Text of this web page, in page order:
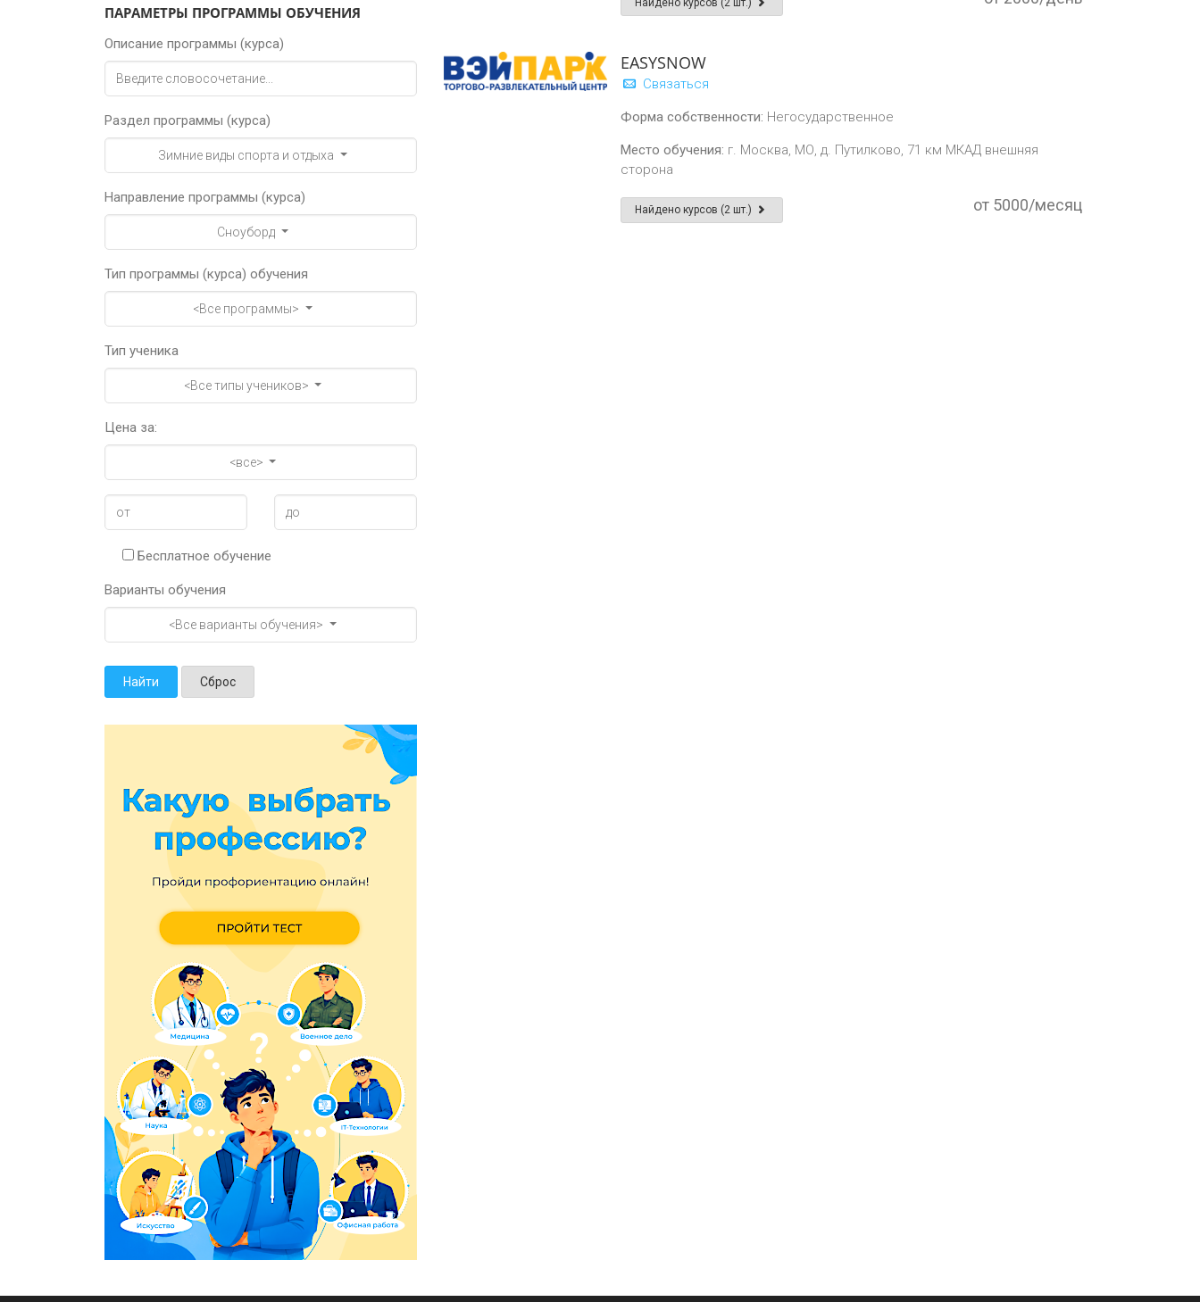
ПАРАМЕТРЫ ПРОГРАММЫ ОБУЧЕНИЯ
Описание программы (курса)
Раздел программы (курса)
Зимние виды спорта и отдыха
Направление программы (курса)
Сноуборд
Тип программы (курса) обучения
<Все программы>
Тип ученика
<Все типы учеников>
Цена за:
<все>
Бесплатное обучение
Варианты обучения
<Все варианты обучения>
Найти Сброс
Найдено курсов (2 шт.)
EASYSNOW
Связаться
Форма собственности: Негосударственное
Место обучения: г. Москва, МО, д. Путилково, 71 км МКАД внешняя
сторона
Найдено курсов (2 шт.) от 5000/месяц